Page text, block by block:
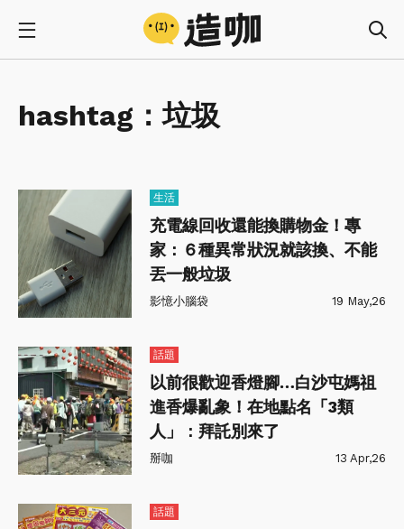
hashtag：垃圾
生活
充電線回收還能換購物金！專
家：６種異常狀況就該換、不能
丟一般垃圾
影憶小腦袋 19 May,26
話題
以前很歡迎香燈腳…白沙屯媽祖
進香爆亂象！在地點名「3類
人」：拜託別來了
掰咖 13 Apr,26
話題